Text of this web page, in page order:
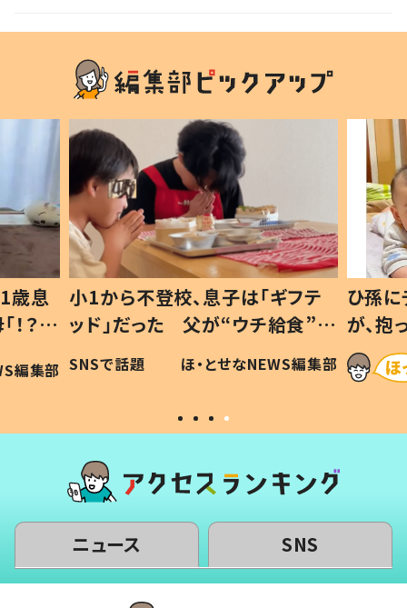
歳息
？」
編集部
小1から不登校、息子は「ギフテ
ッド」だった 父が“ウチ給食”を
作り続ける理由とは #令和の親
#令和の子
SNSで話題 ほ・とせなNEWS編集部
ひ孫
が、
「涙が
い」
ニュース SNS